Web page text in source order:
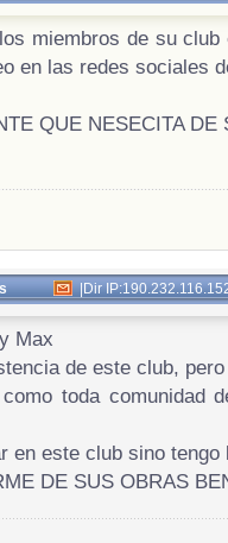
miembros de su club
en las redes sociales
QUE NESECITA DE
|Dir
Max
de este club,
toda comunidad
en este club sino tengo
DE SUS OBRAS